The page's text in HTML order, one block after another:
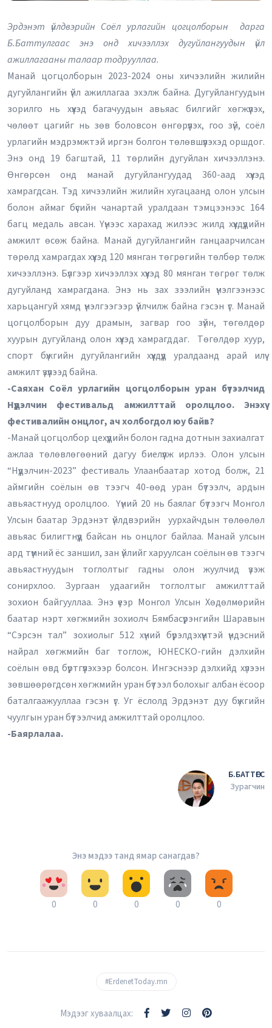
Эрдэнэт үйлдвэрийн Соёл урлагийн цогцолборын дарга
Б.Баттулгаас энэ онд хичээллэх дугуйлангуудын үйл
ажиллагааны талаар тодрууллаа.
Манай цогцолборын 2023-2024 оны хичээлийн жилийн
дугуйлангийн үйл ажиллагаа эхэлж байна. Дугуйлангуудын
зорилго нь хүүхэд багачуудын авьяас билгийг хөгжүүлэх,
чөлөөт цагийг нь зөв боловсон өнгөрүүлэх, гоо зүй, соёл
урлагийн мэдрэмжтэй иргэн болгон төлөвшүүлэхэд оршдог.
Энэ онд 19 багштай, 11 төрлийн дугуйлан хичээллэнэ.
Өнгөрсөн онд манай дугуйлангуудад 360-аад хүүхэд
хамрагдсан. Тэд хичээлийн жилийн хугацаанд олон улсын
болон аймаг бүсийн чанартай уралдаан тэмцээнээс 164
багц медаль авсан. Үүнээс харахад жилээс жилд хүүхдүүдийн
амжилт өсөж байна. Манай дугуйлангийн ганцаарчилсан
төрөлд хамрагдах хүүхэд 120 мянган төгрөгийн төлбөр төлж
хичээллэнэ. Бүлгээр хичээллэх хүүхэд 80 мянган төгрөг төлж
дугуйланд хамрагдана. Энэ нь зах зээлийн үнэлгээнээс
харьцангуй хямд үнэлгээгээр үйлчилж байна гэсэн үг. Манай
цогцолборын дуу драмын, загвар гоо зүйн, төгөлдөр
хуурын дугуйланд олон хүүхэд хамрагддаг. Төгөлдөр хуур,
спорт бүжгийн дугуйлангийн хүүхдүүд уралдаанд арай илүү
амжилт үзүүлээд байна.
-Саяхан Соёл урлагийн цогцолборын уран бүтээлчид
Нүүдэлчин фестивальд амжилттай оролцлоо. Энэхүү
фестивалийн онцлог, ач холбогдол юу байв?
-Манай цогцолбор цехүүдийн болон гадна дотнын захиалгат
ажлаа төлөвлөгөөний дагуу биелүүлж ирлээ. Олон улсын
“Нүүдэлчин-2023” фестиваль Улаанбаатар хотод болж, 21
аймгийн соёлын өв тээгч 40-өөд уран бүтээлч, ардын
авьяастнууд оролцлоо. Үүний 20 нь баялаг бүтээгч Монгол
Улсын баатар Эрдэнэт үйлдвэрийн уурхайчдын төлөөлөл
авьяас билигтнүүд байсан нь онцлог байлаа. Манай улсын
ард түмний ёс заншил, зан үйлийг харуулсан соёлын өв тээгч
авьяастнуудын тоглолтыг гадны олон жуулчид үзэж
сонирхлоо. Зургаан удаагийн тоглолтыг амжилттай
зохион байгууллаа. Энэ үеэр Монгол Улсын Хөдөлмөрийн
баатар нэрт хөгжмийн зохиолч Бямбасүрэнгийн Шаравын
“Сэрсэн тал” зохиолыг 512 хүний бүрэлдэхүүнтэй үндэсний
найрал хөгжмийн баг тоглож, ЮНЕСКО-гийн дэлхийн
соёлын өвд бүртгүүлэхээр болсон. Ингэснээр дэлхийд хүлээн
зөвшөөрөгдсөн хөгжмийн уран бүтээл болохыг албан ёсоор
баталгаажууллаа гэсэн үг. Уг ёслолд Эрдэнэт дуу бүжгийн
чуулгын уран бүтээлчид амжилттай оролцлоо.
-Баярлалаа.
Б.БАТТӨГС
Зурагчин
Энэ мэдээ танд ямар санагдав?
0 0 0 0 0
#ErdenetToday.mn
Мэдээг хуваалцах: